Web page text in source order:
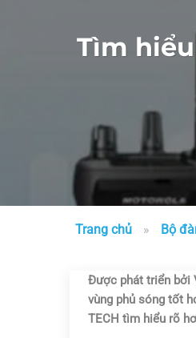
Tìm
Trang chủ » Bộ
Được phát triển bởi
vùng phủ sóng tốt
TECH tìm hiểu rõ